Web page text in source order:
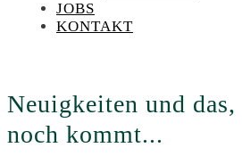
JOBS
KONTAKT
Neuigkeiten und das,
noch kommt...